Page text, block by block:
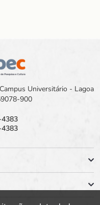
Universitário - Lagoa
900